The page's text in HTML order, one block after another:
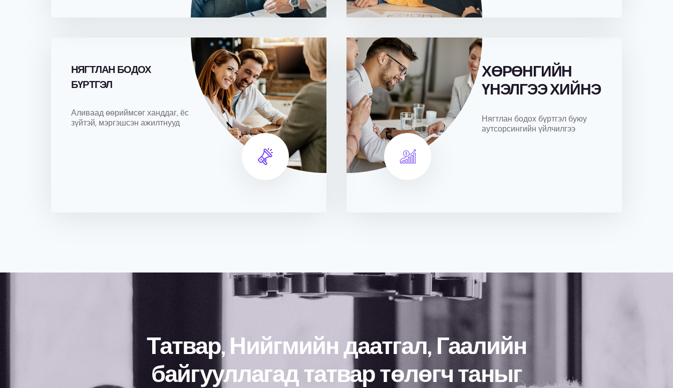
НЯГТЛАН БОДОХ
БҮРТГЭЛ
Аливаад өөриймсөг ханддаг, ёс
зүйтэй, мэргэшсэн ажилтнууд
ХӨРӨНГИЙН
ҮНЭЛГЭЭ ХИЙНЭ
Нягтлан бодох бүртгэл буюу
аутсорсингийн үйлчилгээ
Татвар, Нийгмийн даатгал, Гаалийн
байгууллагад татвар төлөгч таныг